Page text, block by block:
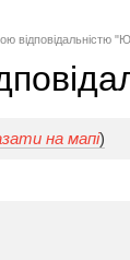
вiдпoвiдaльнicтю
на мапі)